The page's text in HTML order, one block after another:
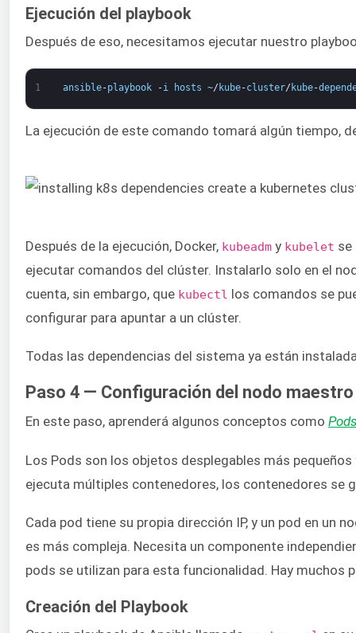
Ejecución del playbook
Después de eso, necesitamos ejecutar nuestro
1 ansible-playbook -i hosts ~/ kube-cluster/ kube-
La ejecución de este comando tomará algún tiempo,
Después de la ejecución, Docker, kubeadm y kubelet se
ejecutar comandos del clúster. Instalarlo solo en el
cuenta, sin embargo, que kubectl los comandos se
configurar para apuntar a un clúster.
Todas las dependencias del sistema ya están
Paso 4 — Configuración del nodo maestro
En este paso, aprenderá algunos conceptos como Pods
Los Pods son los objetos desplegables más
ejecuta múltiples contenedores, los contenedores se
Cada pod tiene su propia dirección IP, y un pod en un
es más compleja. Necesita un componente
pods se utilizan para esta funcionalidad. Hay
Creación del Playbook